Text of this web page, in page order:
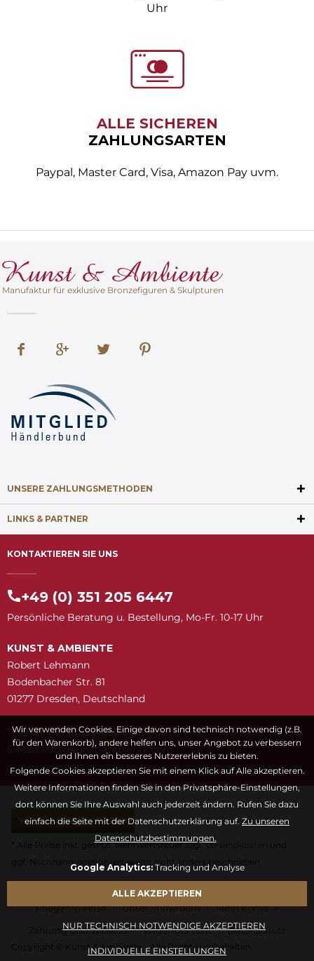
Uhr
ALLE SICHEREN
ZAHLUNGSARTEN
Paypal, Master Card, Visa, Amazon Pay uvm.
Manufaktur für exklusive Bronzefiguren & Skulpturen
UNSERE ZAHLUNGSMETHODEN
LINKS & PARTNER
KONTAKTIEREN SIE UNS
+49 (0) 351 205 6447
Persönliche Beratung u. Bestellung, Mo-Fr. 10-17 Uhr
KUNST & AMBIENTE
Robert Lehmann
Bodenbacher Str. 81
01277 Dresden, Deutschland
Telefon: +49 (0) 351 205 6447
E-Mail:
moc.etneibma-t
snuk@ofni
VERTRAG WIDERRUFEN
* Alle Preise inkl. gesetzl. Mehrwertsteuer zzgl.Versandkosten
und
ggf. Nachnahmegebühren, wenn nicht anders beschrieben
Pflegehinweise
Unser Showroom
Mein Konto
Zahlung und Versand
Widerrufsrecht Datenschutz
Copyright © Kunst & Ambiente - Alle Rechte vorbehalten
Wir verwenden Cookies. Einige davon sind technisch notwendig (z.B.
für den Warenkorb), andere helfen uns, unser Angebot zu verbessern
und Ihnen ein besseres Nutzererlebnis zu bieten.
Folgende Cookies akzeptieren Sie mit einem Klick auf Alle akzeptieren.
Weitere Informationen finden Sie in den Privatsphäre-Einstellungen,
dort können Sie Ihre Auswahl auch jederzeit ändern. Rufen Sie dazu
einfach die Seite mit der Datenschutzerklärung auf. Zu unseren
Datenschutzbestimmungen.
Google Analytics:Tracking und Analyse
INDIVIDUELLE EINSTELLUNGEN
NUR TECHNISCH NOTWENDIGE AKZEPTIEREN
ALLE AKZEPTIEREN